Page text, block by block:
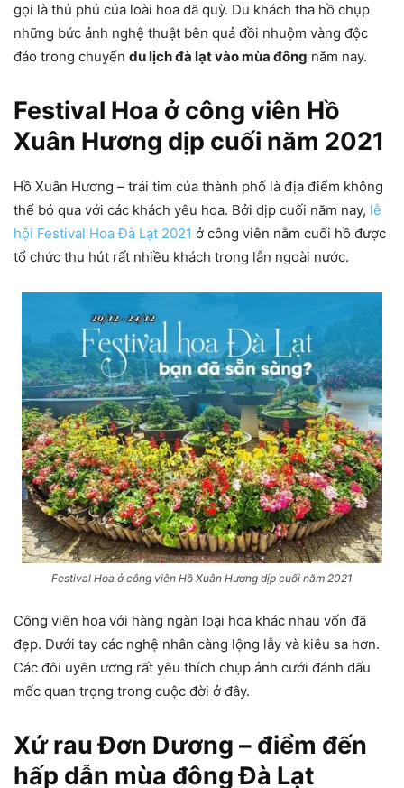
gọi là thủ phủ của loài hoa dã quỳ. Du khách tha hồ chụp
những bức ảnh nghệ thuật bên quả đồi nhuộm vàng độc
đáo trong chuyến du lịch đà lạt vào mùa đông năm nay.
Festival Hoa ở công viên Hồ
Xuân Hương dịp cuối năm 2021
Hồ Xuân Hương – trái tim của thành phố là địa điểm không
thể bỏ qua với các khách yêu hoa. Bởi dịp cuối năm nay, lễ
hội Festival Hoa Đà Lạt 2021 ở công viên nằm cuối hồ được
tổ chức thu hút rất nhiều khách trong lẫn ngoài nước.
Festival Hoa ở công viên Hồ Xuân Hương dịp cuối năm 2021
Công viên hoa với hàng ngàn loại hoa khác nhau vốn đã
đẹp. Dưới tay các nghệ nhân càng lộng lẫy và kiêu sa hơn.
Các đôi uyên ương rất yêu thích chụp ảnh cưới đánh dấu
mốc quan trọng trong cuộc đời ở đây.
Xứ rau Đơn Dương – điểm đến
hấp dẫn mùa đông Đà Lạt